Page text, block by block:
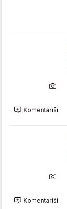
Komentariši
Komentariši